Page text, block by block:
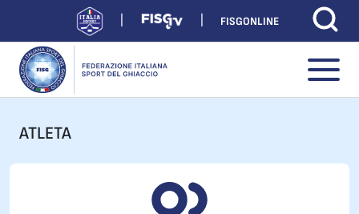
FISGONLINE
ATLETA